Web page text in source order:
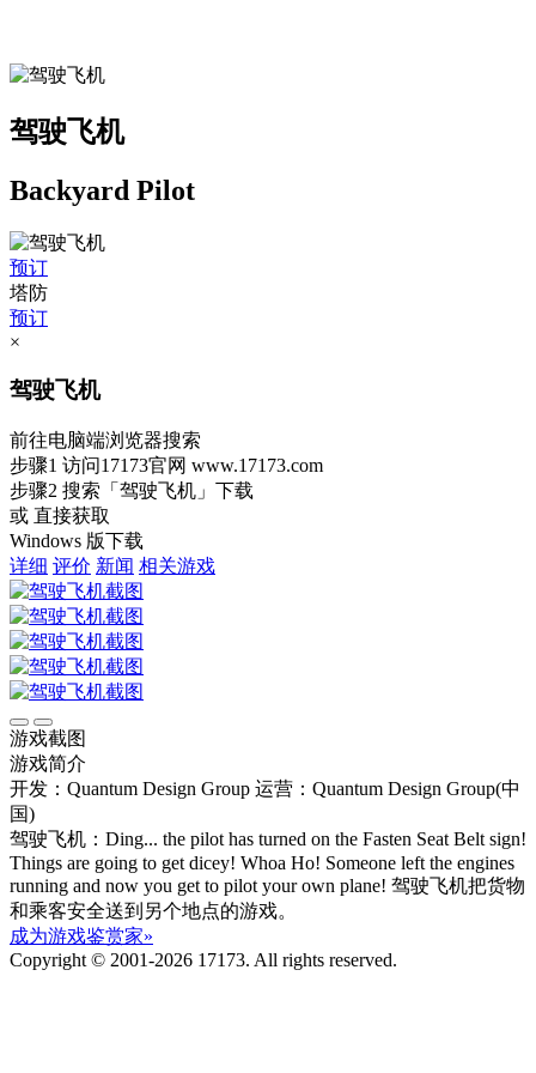
驾驶飞机
Backyard Pilot
预订
塔防
预订
×
驾驶飞机
前往电脑端浏览器搜索
步骤1 访问17173官网 www.17173.com
步骤2 搜索 「驾驶飞机」 下载
或 直接获取
Windows 版下载
详细 评价 新闻 相关游戏
游戏截图
游戏简介
开发：Quantum Design Group 运营：Quantum Design Group(中
国)
驾驶飞机：Ding... the pilot has turned on the Fasten Seat Belt sign!
Things are going to get dicey! Whoa Ho! Someone left the engines
running and now you get to pilot your own plane! 驾驶飞机把货物
和乘客安全送到另个地点的游戏。
成为游戏鉴赏家»
Copyright © 2001-2026 17173. All rights reserved.